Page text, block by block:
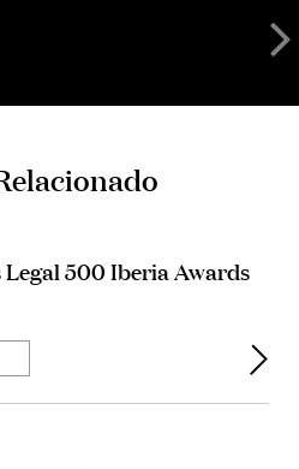
500 Iberia Awards